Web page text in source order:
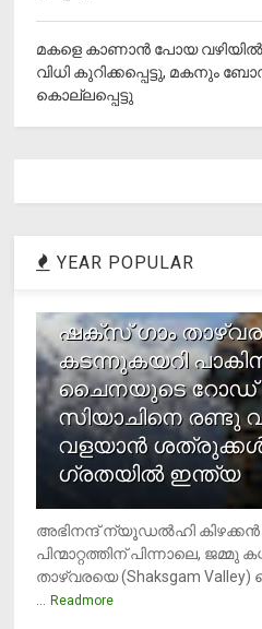
മകളെ കാണാന്‍ പോയ വഴിയില്‍
വിധി കുറിക്കപ്പെട്ടു, മകനും
കൊല്ലപ്പെട്ടു
YEAR POPULAR
ഷക്സ് ​ഗാം
കടന്നുകയറി
ചൈനയുടെ റോഡ്
സിയാചിനെ രണ്ടു
വളയാൻ
ഗ്രതയിൽ ഇന്ത്യ
അഭിനന്ദ് ന്യൂഡൽഹി
പിന്മാറ്റത്തിന് പിന്നാലെ, ജമ്മു
താഴ്‌വരയെ (Shaksgam
Readmore